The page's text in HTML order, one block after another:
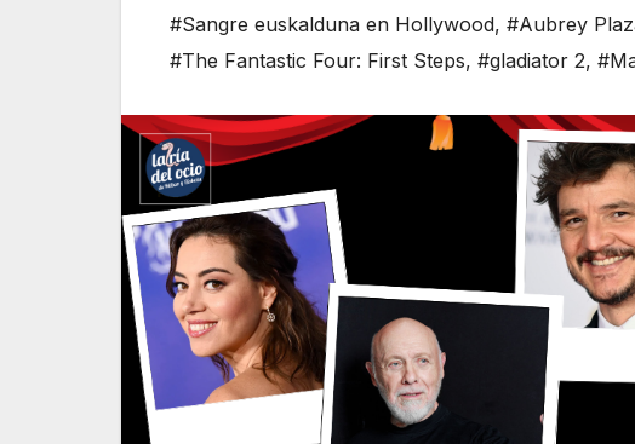
#Sangre euskalduna en Hollywood, #Aubrey
#The Fantastic Four: First Steps, #gladiator 2,